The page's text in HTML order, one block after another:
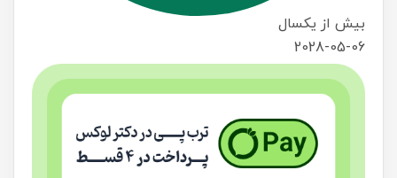
بیش از یکسال
2028-05-06